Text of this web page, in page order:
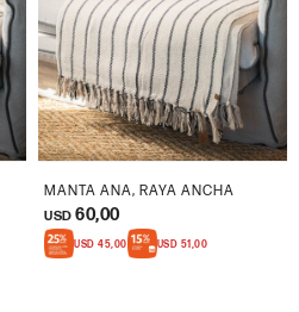
MANTA ANA, RAYA ANCHA
USD 60,00
USD 45,00 USD 51,00